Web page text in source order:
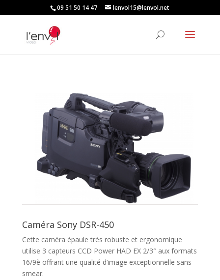
09 51 50 14 47 lenvol15@lenvol.net
Caméra Sony DSR-450
Cette caméra épaule très robuste et ergonomique
utilise 3 capteurs CCD Power HAD EX 2/3″ aux formats
16/9è offrant une qualité d’image exceptionnelle sans
smear.